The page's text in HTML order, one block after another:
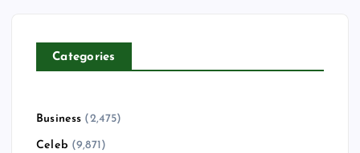
Categories
Business (2,475)
Celeb (9,871)